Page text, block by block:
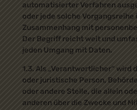
automatisierter Verfahren
oder jede solche Vorgangsreihe
Zusammenhang mit
Der Begriff reicht weit und
jeden Umgang mit Daten.
1.3. Als „Verantwortlicher“ wird
oder juristische Person,
oder andere Stelle, die allein
anderen über die Zwecke und